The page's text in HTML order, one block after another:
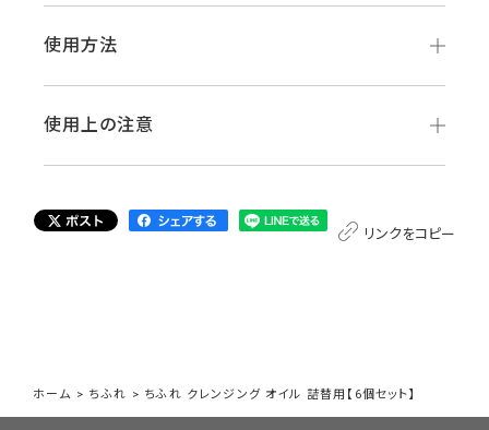
使用方法
使用上の注意
リンクをコピー
ホーム > ちふれ > ちふれ クレンジング オイル 詰替用【6個セット】